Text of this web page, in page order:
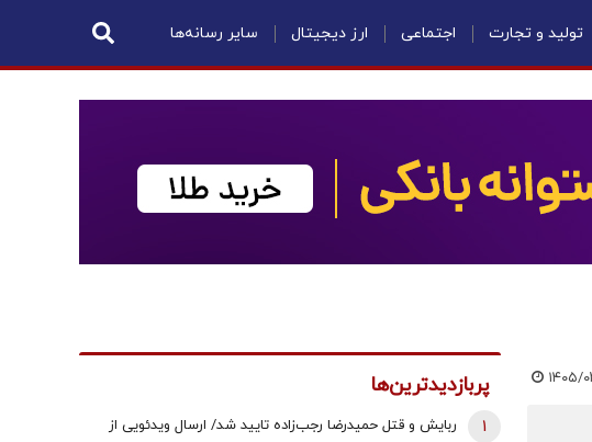
تولید و تجارت اجتماعی ارز دیجیتال سایر رسانه‌ها
۰۰:۳۴ پربازدیدترین‌ها
ربایش و قتل حمیدرضا رجب‌زاده تایید شد/ ارسال ویدئویی از
1